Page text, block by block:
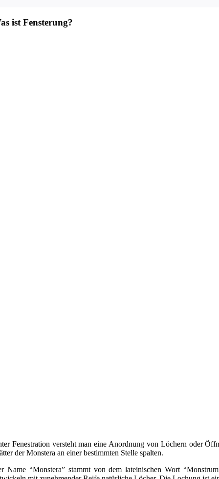
ist Fensterung?
Fenestration versteht man eine Anordnung von Löchern oder
der Monstera an einer bestimmten Stelle spalten.
Name “Monstera” stammt von dem lateinischen Wort